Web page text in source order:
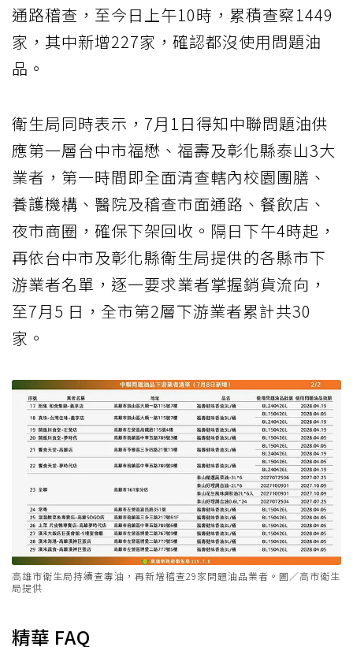
通路稽查，至今日上午10時，累積查察1449
家，其中新增227家，確認都沒使用問題油
品。
衛生局同時表示，7月1日得知中聯問題油供
應第一層台中市福懋、福壽及彰化縣泰山3大
業者，第一時間即全面清查轄內校園團膳、
養護機構、醫院及稽查市面通路、餐飲店、
夜市商圈，確保下架回收。隔日下午4時起，
再依台中市及彰化縣衛生局提供的各縣市下
游業者名單，逐一要求業者掌握銷貨流向，
至7月5 日，全市第2層下游業者累計共30
家。
高雄市衛生局持續查毒油，再新增稽查29家問題油品業者。圖／高市衛生
局提供
精華 FAQ